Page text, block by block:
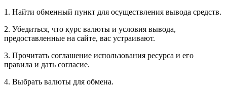
1. Найти обменный пункт для осуществления вывода средств.
2. Убедиться, что курс валюты и условия вывода,
предоставленные на сайте, вас устраивают.
3. Прочитать соглашение использования ресурса и его
правила и дать согласие.
4. Выбрать валюты для обмена.